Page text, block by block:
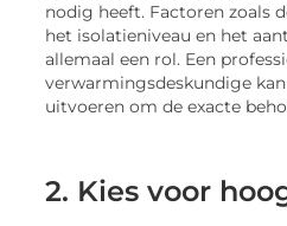
nodig heeft. Factoren zoals
het isolatieniveau en het
allemaal een rol. Een
verwarmingsdeskundige
uitvoeren om de exacte
2. Kies voor